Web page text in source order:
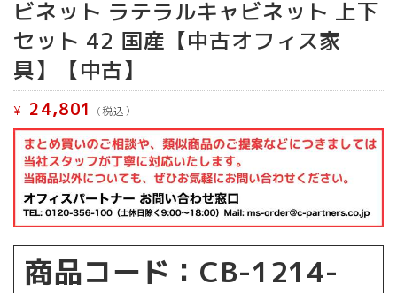
ビネット ラテラルキャビネット 上下
セット 42 国産【中古オフィス家
具】【中古】
¥ 24,801 (税込）
商品コード：CB-1214-